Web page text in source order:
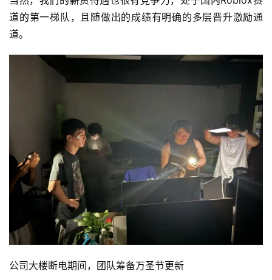
道的第一梯队，且随做出的成绩有明确的多层晋升激励通
道。
公司大楼断电期间，团队筹备万圣节更新